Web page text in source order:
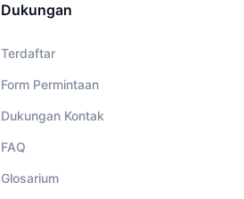
Dukungan
Terdaftar
Form Permintaan
Dukungan Kontak
FAQ
Glosarium